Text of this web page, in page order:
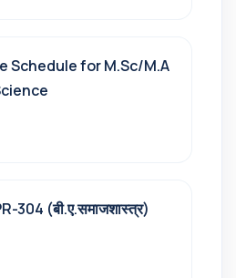
Schedule for M.Sc/M.A
304 (बी.ए.समाजशास्त्र)